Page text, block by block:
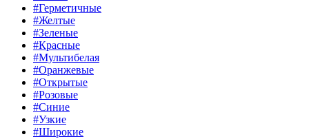
#Герметичные
#Желтые
#Зеленые
#Красные
#Мультибелая
#Оранжевые
#Открытые
#Розовые
#Синие
#Узкие
#Широкие